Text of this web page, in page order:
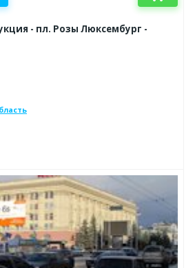
- пл. Розы Люксембург -